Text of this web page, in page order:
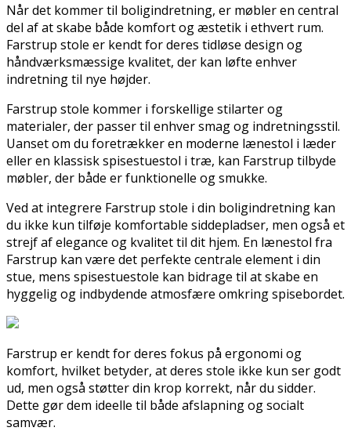
Når det kommer til boligindretning, er møbler en central
del af at skabe både komfort og æstetik i ethvert rum.
Farstrup stole er kendt for deres tidløse design og
håndværksmæssige kvalitet, der kan løfte enhver
indretning til nye højder.
Farstrup stole kommer i forskellige stilarter og
materialer, der passer til enhver smag og indretningsstil.
Uanset om du foretrækker en moderne lænestol i læder
eller en klassisk spisestuestol i træ, kan Farstrup tilbyde
møbler, der både er funktionelle og smukke.
Ved at integrere Farstrup stole i din boligindretning kan
du ikke kun tilføje komfortable siddepladser, men også et
strejf af elegance og kvalitet til dit hjem. En lænestol fra
Farstrup kan være det perfekte centrale element i din
stue, mens spisestuestole kan bidrage til at skabe en
hyggelig og indbydende atmosfære omkring spisebordet.
Farstrup er kendt for deres fokus på ergonomi og
komfort, hvilket betyder, at deres stole ikke kun ser godt
ud, men også støtter din krop korrekt, når du sidder.
Dette gør dem ideelle til både afslapning og socialt
samvær.